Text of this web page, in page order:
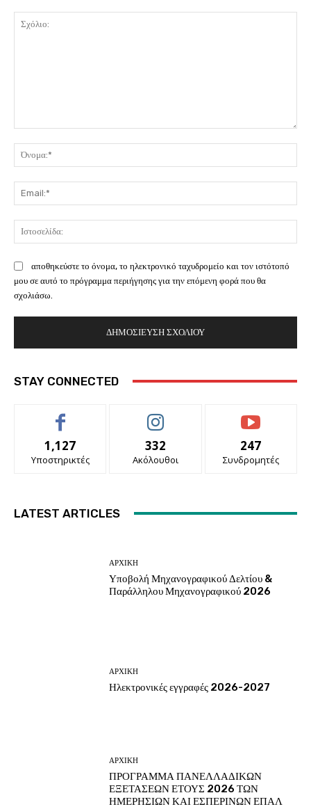
αποθηκεύστε το όνομα, το ηλεκτρονικό ταχυδρομείο και τον ιστότοπό
μου σε αυτό το πρόγραμμα περιήγησης για την επόμενη φορά που θα
σχολιάσω.
STAY CONNECTED
1,127
Υποστηρικτές
332
Ακόλουθοι
247
Συνδρομητές
LATEST ARTICLES
ΑΡΧΙΚΗ
Υποβολή Μηχανογραφικού Δελτίου &
Παράλληλου Μηχανογραφικού 2026
ΑΡΧΙΚΗ
Ηλεκτρονικές εγγραφές 2026-2027
ΑΡΧΙΚΗ
ΠΡΟΓΡΑΜΜΑ ΠΑΝΕΛΛΑΔΙΚΩΝ
ΕΞΕΤΑΣΕΩΝ ΕΤΟΥΣ 2026 ΤΩΝ
ΗΜΕΡΗΣΙΩΝ ΚΑΙ ΕΣΠΕΡΙΝΩΝ ΕΠΑΛ